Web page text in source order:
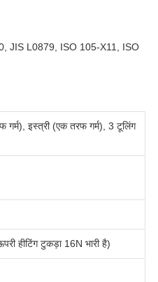
JIS L0879, ISO 105-X11, ISO
गर्म), इस्त्री (एक तरफ गर्म), 3 टूलिंग
हीटिंग टुकड़ा 16N भारी है)